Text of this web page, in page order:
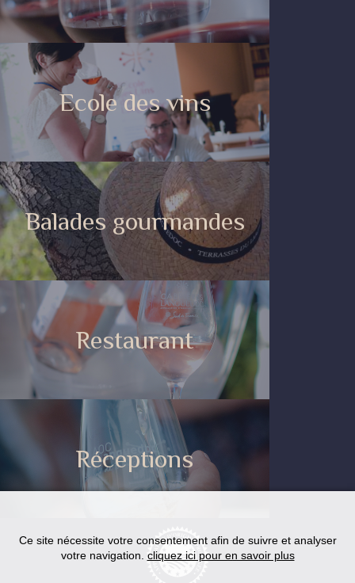
Ecole des vins
Balades gourmandes
Restaurant
Réceptions
Ce site nécessite votre consentement afin de suivre et analyser
votre navigation. cliquez ici pour en savoir plus